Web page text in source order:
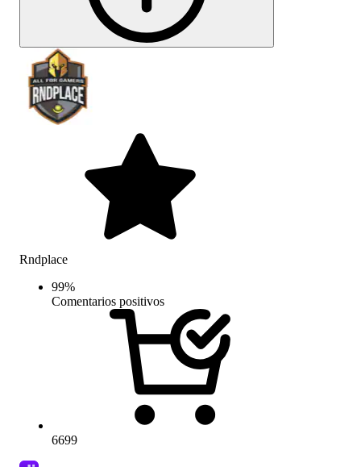
Rndplace
99%
Comentarios positivos
6699